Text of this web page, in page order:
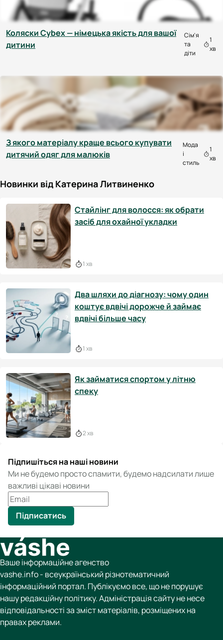
Коляски Cybex — німецька якість для вашої
дитини
Сім'я
та
діти
1
хв
З якого матеріалу краще всього купувати
дитячий одяг для малюків
Мода
і
стиль
1
хв
Новинки від Катерина Литвиненко
Стайлінг для волосся: як обрати
засіб для охайної укладки
1 хв
Два шляхи до діагнозу: чому один
коштує вдвічі дорожче й займає
вдвічі більше часу
1 хв
Як займатися спортом у літню
спеку
2 хв
Підпишіться на наші новини
Ми не будемо просто спамити, будемо надсилати лише
важливі цікаві новини
Підписатись
Ваше інформаційне агенство
vashe.info - всеукраїнський різнотематичний
інформаційний портал. Публікуємо все, що не порушує
нашу редакційну політику. Адміністрація сайту не несе
відповідальності за зміст матеріалів, розміщених на
правах реклами.